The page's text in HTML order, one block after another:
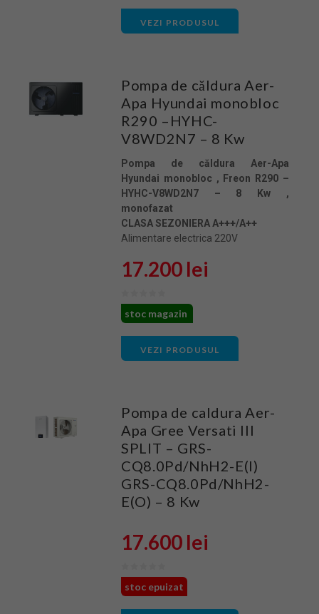
VEZI PRODUSUL
Pompa de căldura Aer-
Apa Hyundai monobloc
R290 –HYHC-
V8WD2N7 – 8 Kw
Pompa de căldura Aer-Apa
Hyundai monobloc , Freon R290 –
HYHC-V8WD2N7 – 8 Kw ,
monofazat
CLASA SEZONIERA A+++/A++
Alimentare electrica 220V
17.200 lei
stoc magazin
VEZI PRODUSUL
Pompa de caldura Aer-
Apa Gree Versati III
SPLIT – GRS-
CQ8.0Pd/NhH2-E(I)
GRS-CQ8.0Pd/NhH2-
E(O) – 8 Kw
17.600 lei
stoc epuizat